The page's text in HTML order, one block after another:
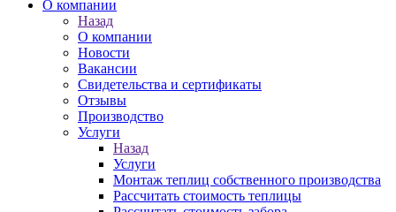
О компании
Назад
О компании
Новости
Вакансии
Свидетельства и сертификаты
Отзывы
Производство
Услуги
Назад
Услуги
Монтаж теплиц собственного производства
Рассчитать стоимость теплицы